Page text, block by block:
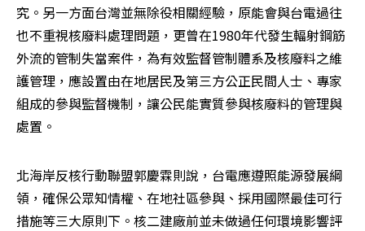
究。另一方面台灣並無除役相關經驗，原能會與台電過往
也不重視核廢料處理問題，更曾在1980年代發生輻射鋼筋
外流的管制失當案件，為有效監督管制體系及核廢料之維
護管理，應設置由在地居民及第三方公正民間人士、專家
組成的參與監督機制，讓公民能實質參與核廢料的管理與
處置。
北海岸反核行動聯盟郭慶霖則說，台電應遵照能源發展綱
領，確保公眾知情權、在地社區參與、採用國際最佳可行
措施等三大原則下。核二建廠前並未做過任何環境影響評